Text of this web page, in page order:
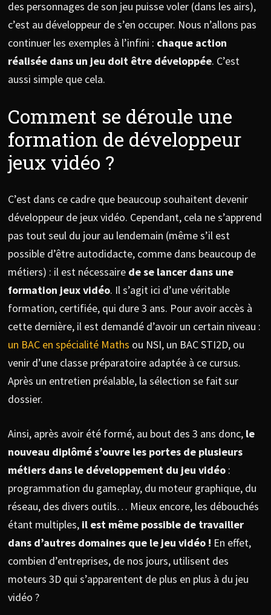
des personnages de son jeu puisse voler (dans les airs),
c’est au développeur de s’en occuper. Nous n’allons pas
continuer les exemples à l’infini : chaque action
réalisée dans un jeu doit être développée. C’est
aussi simple que cela.
Comment se déroule une
formation de développeur
jeux vidéo ?
C’est dans ce cadre que beaucoup souhaitent devenir
développeur de jeux vidéo. Cependant, cela ne s’apprend
pas tout seul du jour au lendemain (même s’il est
possible d’être autodidacte, comme dans beaucoup de
métiers) : il est nécessaire de se lancer dans une
formation jeux vidéo. Il s’agit ici d’une véritable
formation, certifiée, qui dure 3 ans. Pour avoir accès à
cette dernière, il est demandé d’avoir un certain niveau :
un BAC en spécialité Maths ou NSI, un BAC STI2D, ou
venir d’une classe préparatoire adaptée à ce cursus.
Après un entretien préalable, la sélection se fait sur
dossier.
Ainsi, après avoir été formé, au bout des 3 ans donc, le
nouveau diplômé s’ouvre les portes de plusieurs
métiers dans le développement du jeu vidéo:
programmation du gameplay, du moteur graphique, du
réseau, des divers outils… Mieux encore, les débouchés
étant multiples, il est même possible de travailler
dans d’autres domaines que le jeu vidéo ! En effet,
combien d’entreprises, de nos jours, utilisent des
moteurs 3D qui s’apparentent de plus en plus à du jeu
vidéo ?